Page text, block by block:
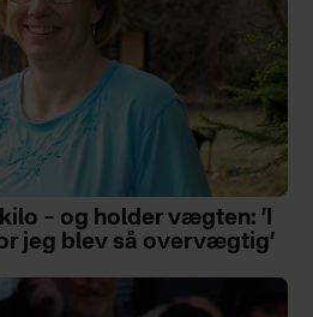
– og holder vægten: ’I
jeg blev så overvægtig’